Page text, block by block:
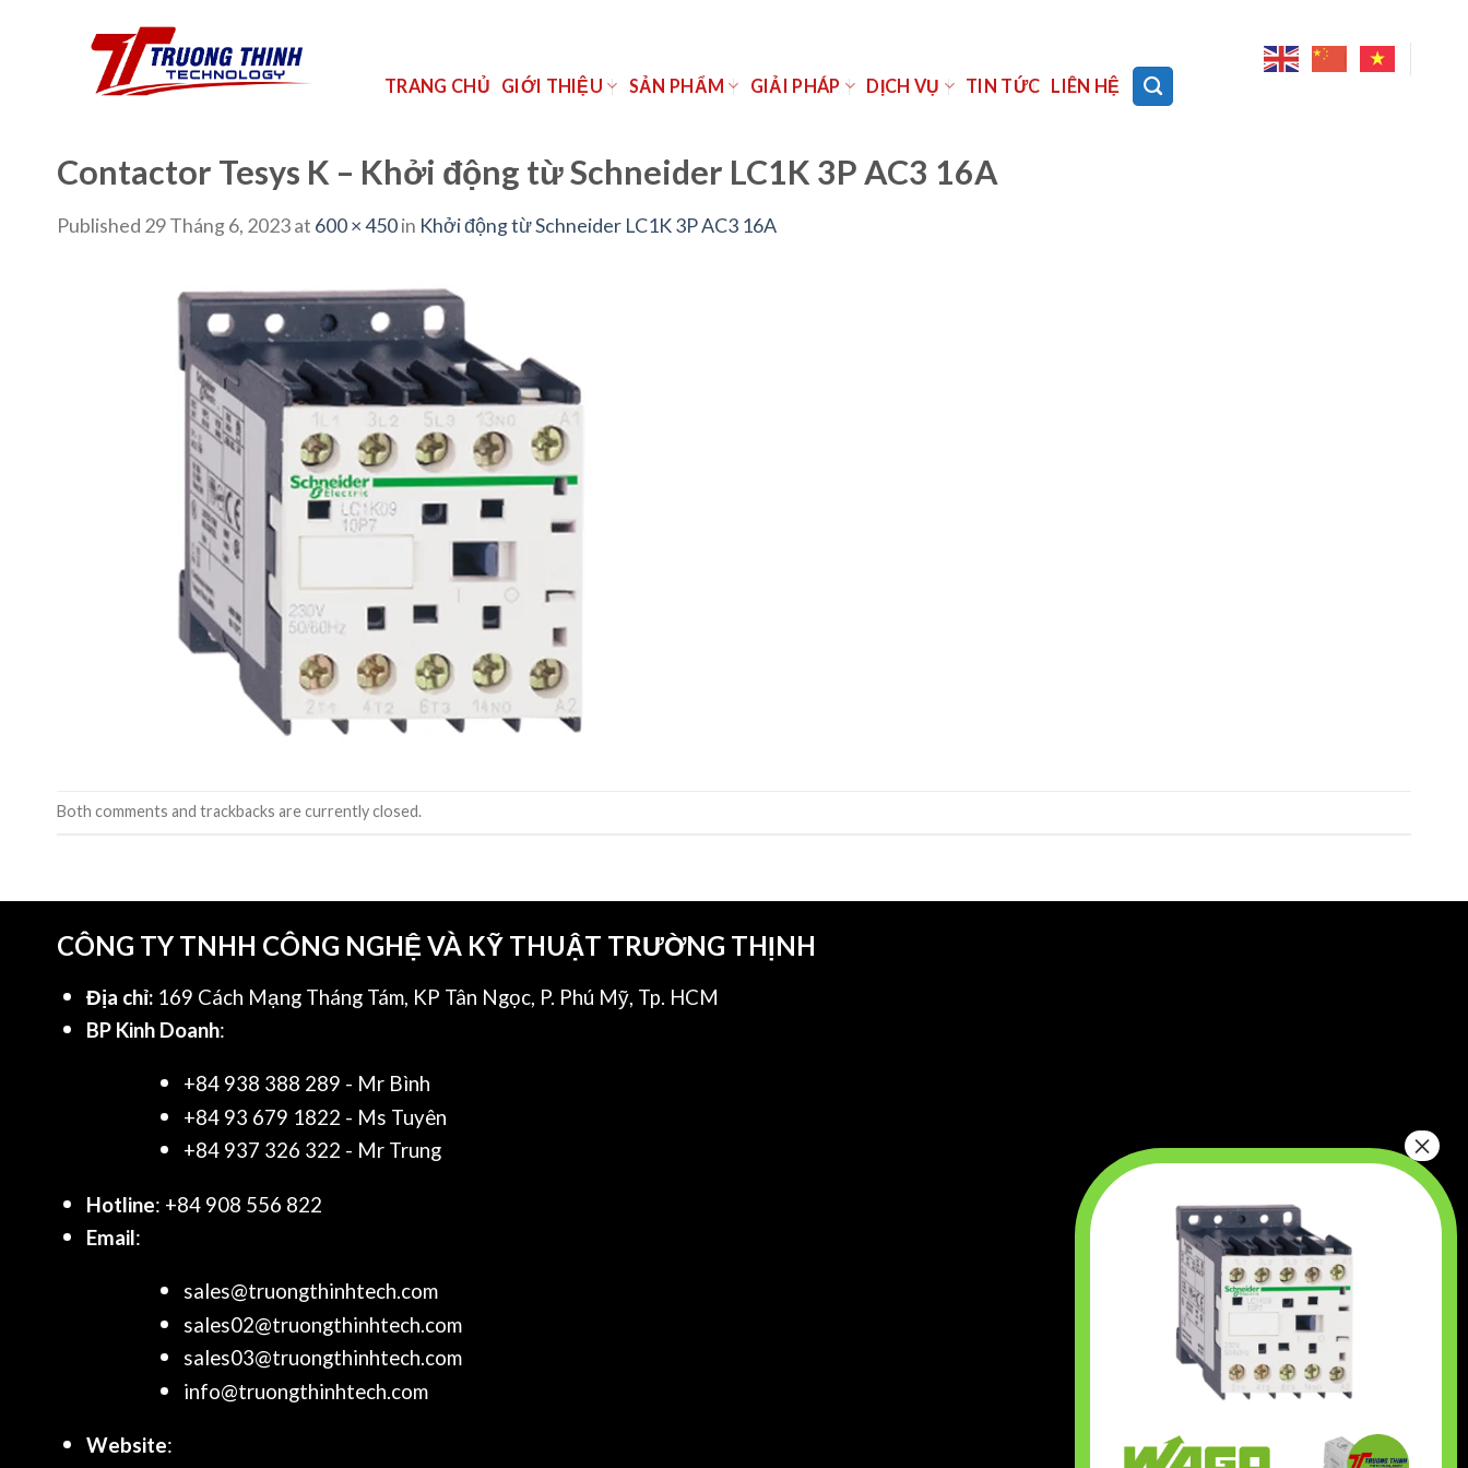
TRANG CHỦ GIỚI THIỆU SẢN PHẨM GIẢI PHÁP DỊCH VỤ TIN TỨC LIÊN HỆ
Contactor Tesys K – Khởi động từ Schneider LC1K 3P AC3 16A
Published 29 Tháng 6, 2023at 600 × 450in Khởi động từ Schneider LC1K 3P AC3 16A
Both comments and trackbacks are currently closed.
CÔNG TY TNHH CÔNG NGHỆ VÀ KỸ THUẬT TRƯỜNG THỊNH
Địa chỉ: 169 Cách Mạng Tháng Tám, KP Tân Ngọc, P. Phú Mỹ, Tp. HCM
BP Kinh Doanh:
+84 938 388 289 - Mr Bình
+84 93 679 1822 - Ms Tuyên
+84 937 326 322 - Mr Trung
Hotline: +84 908 556 822
Email:
sales@truongthinhtech.com
sales02@truongthinhtech.com
sales03@truongthinhtech.com
info@truongthinhtech.com
Website: